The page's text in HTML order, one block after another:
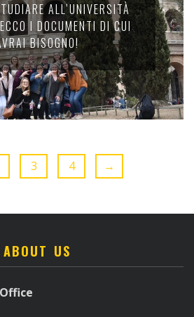
ALL’UNIVERSITÀ
I DOCUMENTI DI CUI
BISOGNO!
3 4 →
ABOUT US